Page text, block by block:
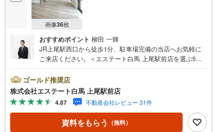
画像36枚
おすすめポイント 柳田 一輝
JR上尾駅西口から徒歩1分、駐車場完備の当店へお気軽に
ご来店ください。＜エステート白馬 上尾駅前店を選ぶ5つ
トーヨーカドー上尾駅前店」内に立地。2.無料駐車場完備
のお店立体駐車場は全480台収容可。駐車場完備してます。
3.大型キッズスペース当店自慢のキッズスペースをぜひご
覧ください。店内におむつ替えコーナーもご用意してま
す。4.年中無休・365日営業でお手伝い営業時間:10時～20
時まで。スピードある対応が自慢のお店です。5.提携FPへ
ゴールド推奨店
株式会社エステート白馬 上尾駅前店
4.87 不動産会社レビュー 31件
資料をもらう （無料）